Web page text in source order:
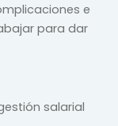
e
para dar
salarial